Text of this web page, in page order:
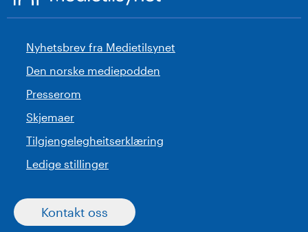
Nyhetsbrev fra Medietilsynet
Den norske mediepodden
Presserom
Skjemaer
Tilgjengelegheitserklæring
Ledige stillinger
Kontakt oss